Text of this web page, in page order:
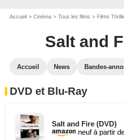
Accueil Cinéma Tous les films Films
Salt and
Accueil News Bandes-
DVD et Blu-Ray
Salt and Fire (DVD)
neuf à partir